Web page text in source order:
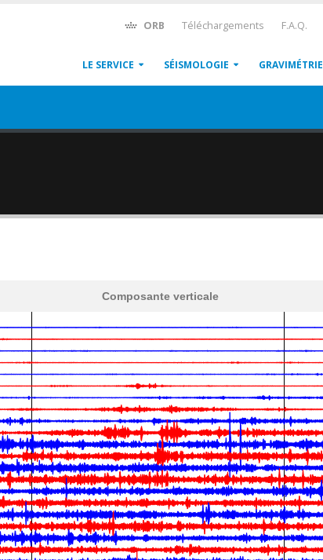
ORB Téléchargements F.A.Q.
LE SERVICE SÉISMOLOGIE GRAVIMÉTRIE
Composante verticale